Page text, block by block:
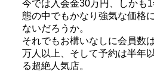
今では入会金30万円、しかも
態の中でもかなり強気な価格
ないだろうか。
それでもお構いなしに会員数
万人以上、そして予約は半年
る超絶人気店。